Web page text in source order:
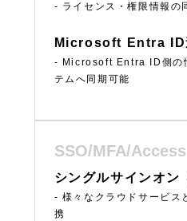
- ライセンス・権限情報の
Microsoft Entra ID
- Microsoft Entra ID側の
テムへ同期可能
SSO/MFA/
シングルサインオン
- 様々なクラウドサービス
携